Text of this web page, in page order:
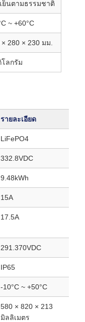
ย็นตามธรรมชาติ
~ +60°C
280 × 230 มม.
โลกรัม
รายละเอียด
LiFePO4
332.8VDC
9.48kWh
15A
17.5A
291.370VDC
IP65
-10°C ~ +50°C
580 × 820 × 213
มิลลิเมตร